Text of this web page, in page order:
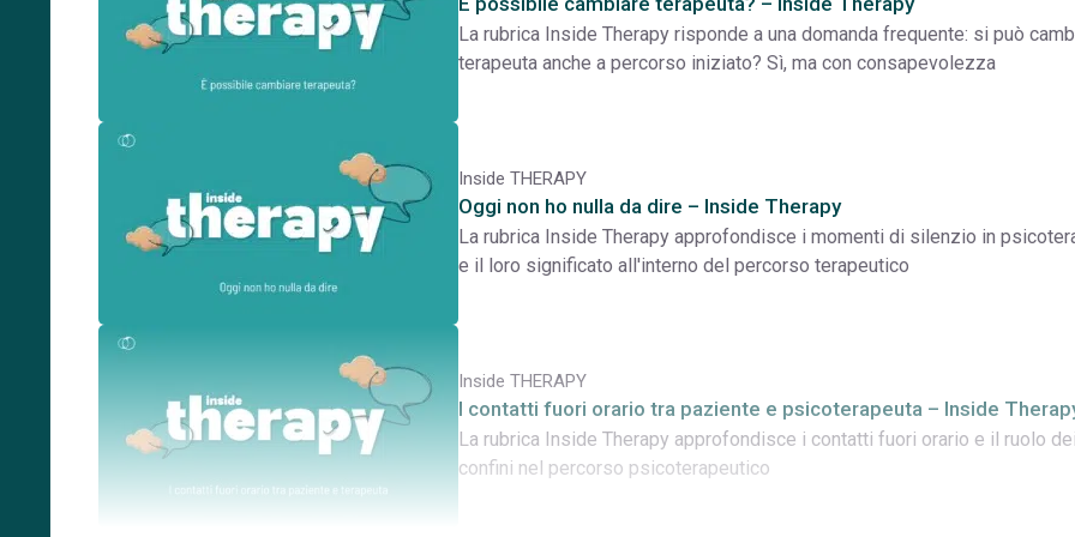
La rubrica Inside Therapy risponde a una domanda frequente: si può
terapeuta anche a percorso iniziato? Sì, ma con consapevolezza
Inside THERAPY
Oggi non ho nulla da dire – Inside Therapy
La rubrica Inside Therapy approfondisce i momenti di silenzio in
e il loro significato all'interno del percorso terapeutico
Inside THERAPY
I contatti fuori orario tra paziente e psicoterapeuta – Inside
La rubrica Inside Therapy approfondisce i contatti fuori orario e il ruolo dei
confini nel percorso psicoterapeutico